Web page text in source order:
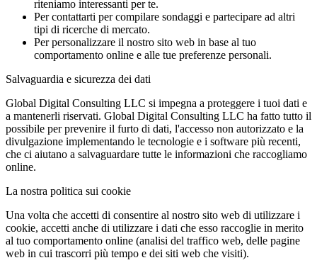
riteniamo interessanti per te.
Per contattarti per compilare sondaggi e partecipare ad altri
tipi di ricerche di mercato.
Per personalizzare il nostro sito web in base al tuo
comportamento online e alle tue preferenze personali.
Salvaguardia e sicurezza dei dati
Global Digital Consulting LLC si impegna a proteggere i tuoi dati e
a mantenerli riservati. Global Digital Consulting LLC ha fatto tutto il
possibile per prevenire il furto di dati, l'accesso non autorizzato e la
divulgazione implementando le tecnologie e i software più recenti,
che ci aiutano a salvaguardare tutte le informazioni che raccogliamo
online.
La nostra politica sui cookie
Una volta che accetti di consentire al nostro sito web di utilizzare i
cookie, accetti anche di utilizzare i dati che esso raccoglie in merito
al tuo comportamento online (analisi del traffico web, delle pagine
web in cui trascorri più tempo e dei siti web che visiti).